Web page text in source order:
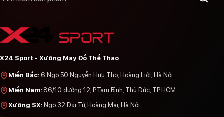
X24 Sport - Xưởng May Đồ Thể Thao
Miền Bắc: 6 Ngõ 50 Nguyễn Hữu Thọ, Hoàng Liệt, Hà Nội
Miền Nam: 86/10 đường 12, P.Tam Bình, Thủ Đức, TP.HCM
Xưởng SX: Ngõ 32 Đại Từ, Hoàng Mai, Hà Nội